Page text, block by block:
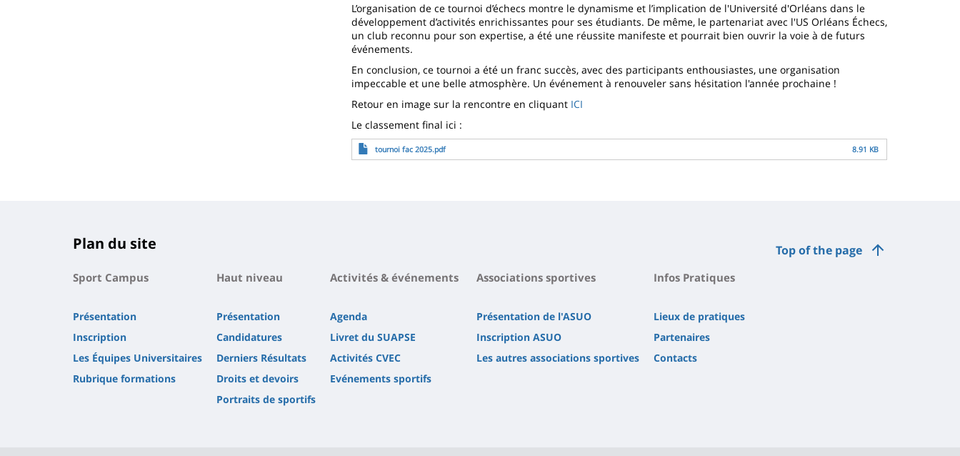
L’organisation de ce tournoi d’échecs montre le dynamisme et l’implication de l'Université d'Orléans dans le
développement d’activités enrichissantes pour ses étudiants. De même, le partenariat avec l'US Orléans Échecs,
un club reconnu pour son expertise, a été une réussite manifeste et pourrait bien ouvrir la voie à de futurs
événements.
En conclusion, ce tournoi a été un franc succès, avec des participants enthousiastes, une organisation
impeccable et une belle atmosphère. Un événement à renouveler sans hésitation l'année prochaine !
Retour en image sur la rencontre en cliquant ICI
Le classement final ici :
Archivotournoi fac 2025.pdf 8.91 KB
Top of the page
Plan du site
Sport Campus
Présentation
Inscription
Les Équipes Universitaires
Rubrique formations
Haut niveau
Présentation
Candidatures
Derniers Résultats
Droits et devoirs
Portraits de sportifs
Activités & événements
Agenda
Livret du SUAPSE
Activités CVEC
Evénements sportifs
Associations sportives
Présentation de l'ASUO
Inscription ASUO
Les autres associations sportives
Infos Pratiques
Lieux de pratiques
Partenaires
Contacts